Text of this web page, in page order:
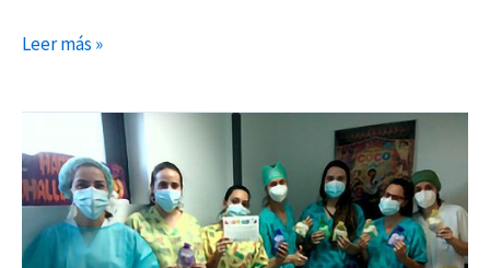
Leer más »
Asociación
Hospi-
Ratón
entrega